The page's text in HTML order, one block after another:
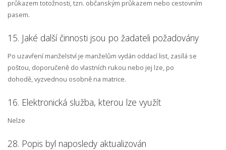
průkazem totožnosti, tzn. občanským průkazem nebo cestovním
pasem.
15. Jaké další činnosti jsou po žadateli požadovány
Po uzavření manželství je manželům vydán oddací list, zasílá se
poštou, doporučeně do vlastních rukou nebo jej lze, po
dohodě, vyzvednou osobně na matrice.
16. Elektronická služba, kterou lze využít
Nelze
28. Popis byl naposledy aktualizován